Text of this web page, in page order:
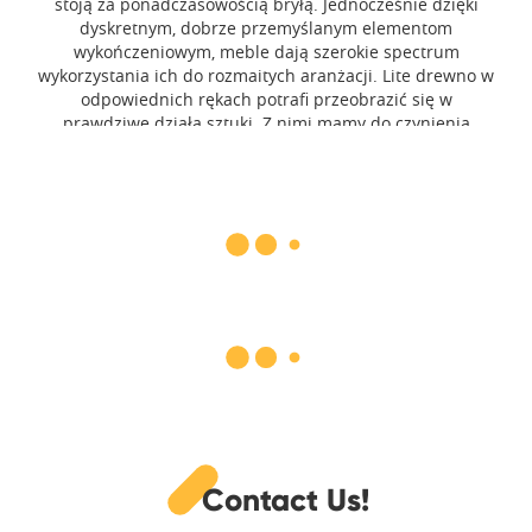
dyskretnym, dobrze przemyślanym elementom
wykończeniowym, meble dają szerokie spectrum
wykorzystania ich do rozmaitych aranżacji. Lite drewno w
odpowiednich rękach potrafi przeobrazić się w
prawdziwe działa sztuki. Z nimi mamy do czynienia
Contact Us!